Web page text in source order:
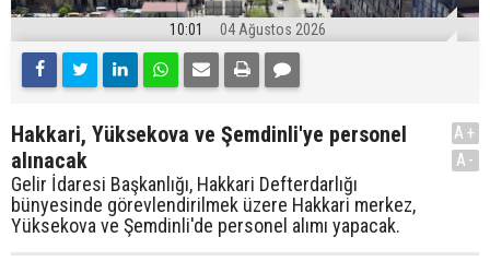
10:01 04 Ağustos 2026
Hakkari, Yüksekova ve Şemdinli'ye personel
alınacak
Gelir İdaresi Başkanlığı, Hakkari Defterdarlığı
bünyesinde görevlendirilmek üzere Hakkari merkez,
Yüksekova ve Şemdinli'de personel alımı yapacak.
A+
A-